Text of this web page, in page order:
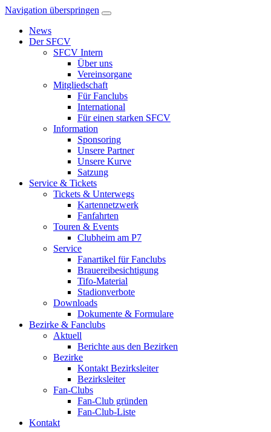
Navigation überspringen
News
Der SFCV
SFCV Intern
Über uns
Vereinsorgane
Mitgliedschaft
Für Fanclubs
International
Für einen starken SFCV
Information
Sponsoring
Unsere Partner
Unsere Kurve
Satzung
Service & Tickets
Tickets & Unterwegs
Kartennetzwerk
Fanfahrten
Touren & Events
Clubheim am P7
Service
Fanartikel für Fanclubs
Brauereibesichtigung
Tifo-Material
Stadionverbote
Downloads
Dokumente & Formulare
Bezirke & Fanclubs
Aktuell
Berichte aus den Bezirken
Bezirke
Kontakt Bezirksleiter
Bezirksleiter
Fan-Clubs
Fan-Club gründen
Fan-Club-Liste
Kontakt